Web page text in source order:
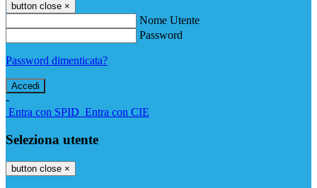
button close ×
Nome Utente
Password
Password dimenticata?
-
Entra con SPID Entra con CIE
Seleziona utente
button close ×